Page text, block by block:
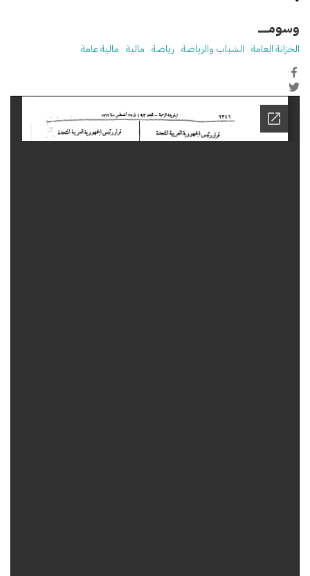
وسومـــــ
الخزانة العامة الشباب والرياضة رياضة مالية مالية عامة